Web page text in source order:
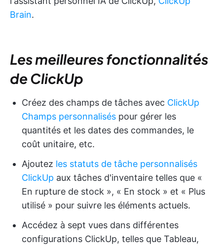
Brain.
Les meilleures fonctionnalités
de ClickUp
Créez des champs de tâches avec ClickUp
Champs personnalisés pour gérer les
quantités et les dates des commandes, le
coût unitaire, etc.
Ajoutez les statuts de tâche personnalisés
ClickUp aux tâches d'inventaire telles que «
En rupture de stock », « En stock » et « Plus
utilisé » pour suivre les éléments actuels.
Accédez à sept vues dans différentes
configurations ClickUp, telles que Tableau,